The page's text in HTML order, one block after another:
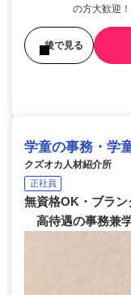
の方大歓迎
後で見る
学童の事務・学
クズオカ人材紹介所
正社員
無資格OK・ブラ
高待遇の事務兼